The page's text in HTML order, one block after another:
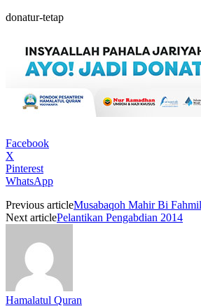
donatur-tetap
Facebook
X
Pinterest
WhatsApp
Previous articleMusabaqoh Mahir Bi
Next articlePelantikan Pengabdian 2014
Hamalatul Quran